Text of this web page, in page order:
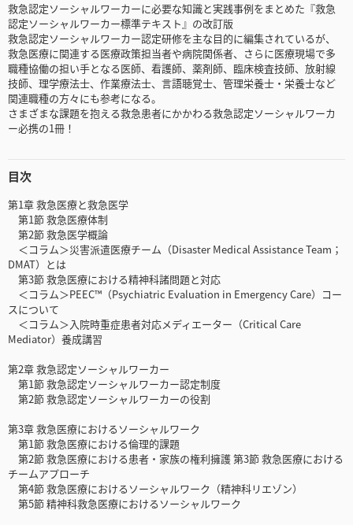
救急認定ソーシャルワーカーに必要な知識と実践事例をまとめた『救急
認定ソーシャルワーカー標準テキスト』の改訂版
救急認定ソーシャルワーカー認定研修を主な目的に編集されているが、
救急医療に関連する医療政策担当者や病院関係者、さらに医療現場で多
職種協働の担い手となる医師、看護師、薬剤師、臨床検査技師、放射線
技師、理学療法士、作業療法士、言語聴覚士、管理栄養士・栄養士など
関連職種の方々にも参考になる。
さまざまな課題を抱える救急患者にかかわる救急認定ソーシャルワーカ
ー必携の1冊！
目次
第1章 救急医療と救急医学
第1節 救急医療体制
第2節 救急医学概論
＜コラム＞災害派遣医療チーム（Disaster Medical Assistance Team；
DMAT）とは
第3節 救急医療における精神科諸問題と対応
＜コラム＞PEEC™（Psychiatric Evaluation in Emergency Care）コー
スについて
＜コラム＞入院時重症患者対応メディエーター（Critical Care
Mediator）養成講習
第2章 救急認定ソーシャルワーカー
第1節 救急認定ソーシャルワーカー認定制度
第2節 救急認定ソーシャルワーカーの役割
第3章 救急医療におけるソーシャルワーク
第1節 救急医療における倫理的課題
第2節 救急医療における患者・家族の権利擁護 第3節 救急医療における
チームアプローチ
第4節 救急医療におけるソーシャルワーク（精神科リエゾン）
第5節 精神科救急医療におけるソーシャルワーク